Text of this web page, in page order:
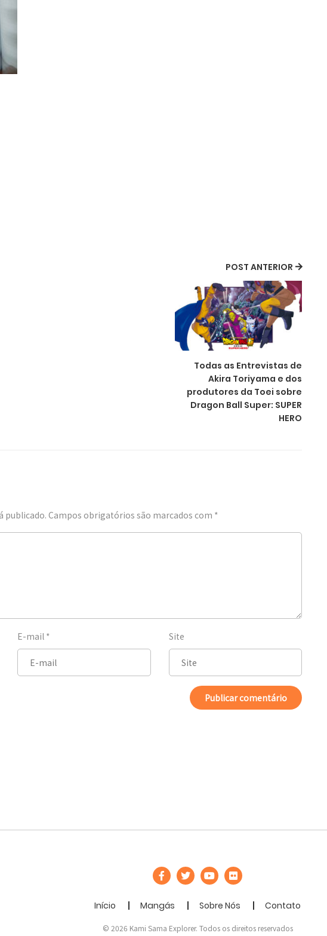
POST ANTERIOR
Todas as Entrevistas de
Akira Toriyama e dos
produtores da Toei sobre
Dragon Ball Super: SUPER
HERO
publicado. Campos obrigatórios são marcados com *
E-mail * Site
Início Mangás Sobre Nós Contato
© 2026 Kami Sama Explorer. Todos os direitos reservados